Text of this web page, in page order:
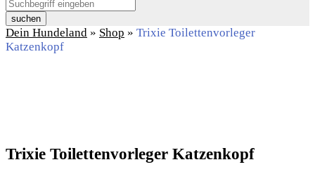
suchen
Dein Hundeland » Shop » Trixie Toilettenvorleger
Katzenkopf
Trixie Toilettenvorleger Katzenkopf